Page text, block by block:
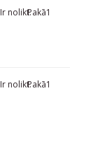
Ir nolikt.Pakā1
Ir nolikt.Pakā1